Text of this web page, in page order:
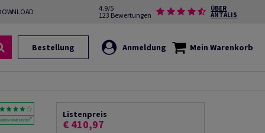
4.9/5
123 Bewertungen
ÜBER
ANTALIS
Bestellung Anmeldung Mein Warenkorb
Listenpreis
€ 410,97